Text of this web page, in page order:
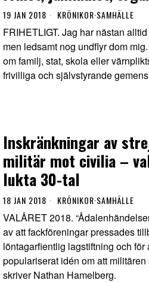
19 JAN 2018 KRÖNIKOR·SAMHÄLLE
FRIHETLIGT. Jag har nästan
men ledsamt nog undflyr dom
om familj, stat, skola eller
frivilliga och självstyrande
Inskränkningar av
militär mot civilia –
lukta 30-tal
18 JAN 2018 KRÖNIKOR·SAMHÄLLE
VALÅRET 2018.
av att fackföreningar pressades
löntagarfientlig lagstiftning och för
populariserat idén om att militären
skriver Nathan Hamelberg.